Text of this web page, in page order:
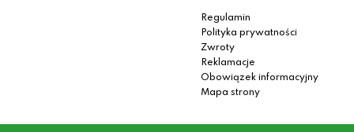
Regulamin
Polityka prywatności
Zwroty
Reklamacje
Obowiązek informacyjny
Mapa strony